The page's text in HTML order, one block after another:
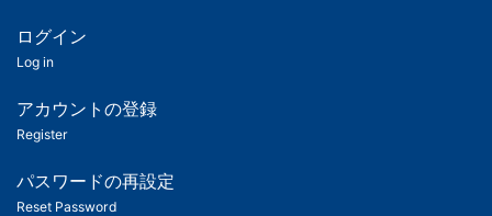
ツ
匿
名
ユ
ー
ログイン
Log in
アカウントの登録
Register
パスワードの再設定
Reset Password